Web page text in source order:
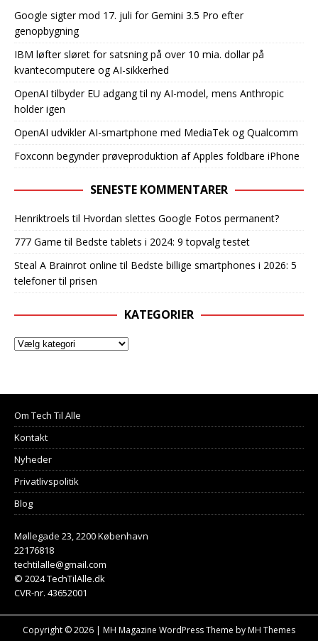
Google sigter mod 17. juli for Gemini 3.5 Pro efter
genopbygning
IBM løfter sløret for satsning på over 10 mia. dollar på
kvantecomputere og AI-sikkerhed
OpenAI tilbyder EU adgang til ny AI-model, mens Anthropic
holder igen
OpenAI udvikler AI-smartphone med MediaTek og Qualcomm
Foxconn begynder prøveproduktion af Apples foldbare iPhone
SENESTE KOMMENTARER
Henriktroels til Hvordan slettes Google Fotos permanent?
777 Game til Bedste tablets i 2024: 9 topvalg testet
Steal A Brainrot online til Bedste billige smartphones i 2026: 5
telefoner til prisen
KATEGORIER
Om Tech Til Alle
Kontakt
Nyheder
Privatlivspolitik
Blog
Møllegade 23, 2200 København
22176818
techtilalle@gmail.com
© 2024 TechTilAlle.dk
CVR-nr. 43652001
Copyright © 2026 | MH Magazine WordPress Theme byMH Themes